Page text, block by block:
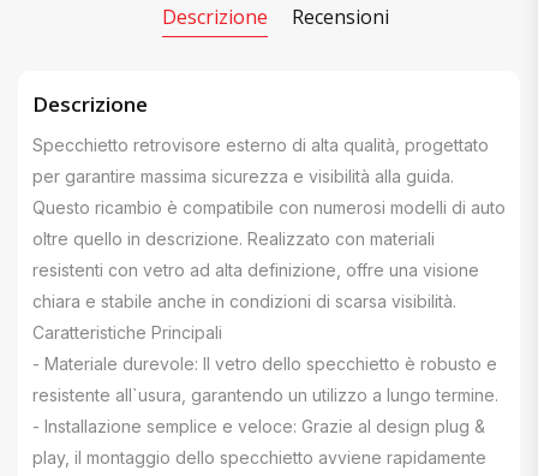
Descrizione Recensioni
Descrizione
Specchietto retrovisore esterno di alta qualità, progettato
per garantire massima sicurezza e visibilità alla guida.
Questo ricambio è compatibile con numerosi modelli di auto
oltre quello in descrizione. Realizzato con materiali
resistenti con vetro ad alta definizione, offre una visione
chiara e stabile anche in condizioni di scarsa visibilità.
Caratteristiche Principali
- Materiale durevole: Il vetro dello specchietto è robusto e
resistente all`usura, garantendo un utilizzo a lungo termine.
- Installazione semplice e veloce: Grazie al design plug &
play, il montaggio dello specchietto avviene rapidamente